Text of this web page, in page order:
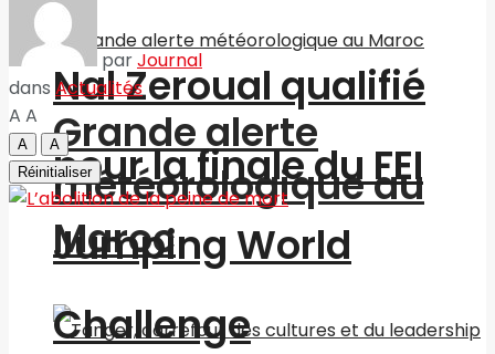
Grande alerte
météorologique au
Maroc
Nal Zeroual qualifié
pour la finale du FEI
Jumping World
Challenge
parJournal
dans Actualités
A A
A
A
Réinitialiser